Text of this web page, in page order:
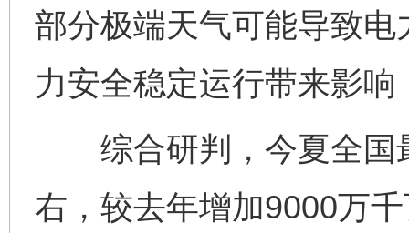
部分极端天气可能导致
力安全稳定运行带来影
综合研判，今夏全国
右，较去年增加9000万